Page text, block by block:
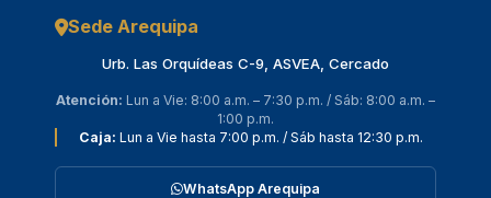
Sede Arequipa
Urb. Las Orquídeas C-9, ASVEA, Cercado
Atención: Lun a Vie: 8:00 a.m. – 7:30 p.m. / Sáb: 8:00 a.m. –
1:00 p.m.
Caja: Lun a Vie hasta 7:00 p.m. / Sáb hasta 12:30 p.m.
WhatsApp Arequipa